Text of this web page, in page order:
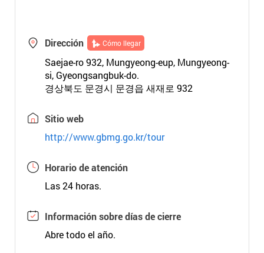
Dirección Cómo llegar
Saejae-ro 932, Mungyeong-eup, Mungyeong-
si, Gyeongsangbuk-do.
경상북도 문경시 문경읍 새재로 932
Sitio web
http://www.gbmg.go.kr/tour
Horario de atención
Las 24 horas.
Información sobre días de cierre
Abre todo el año.